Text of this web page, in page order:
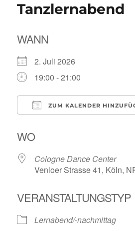
Tanzlernabend
WANN
2. Juli 2026
19:00 - 21:00
ZUM KALENDER
WO
Cologne Dance Center
Venloer Strasse 41, Köln,
VERANSTALTUNGSTYP
Lernabend/-nachmittag